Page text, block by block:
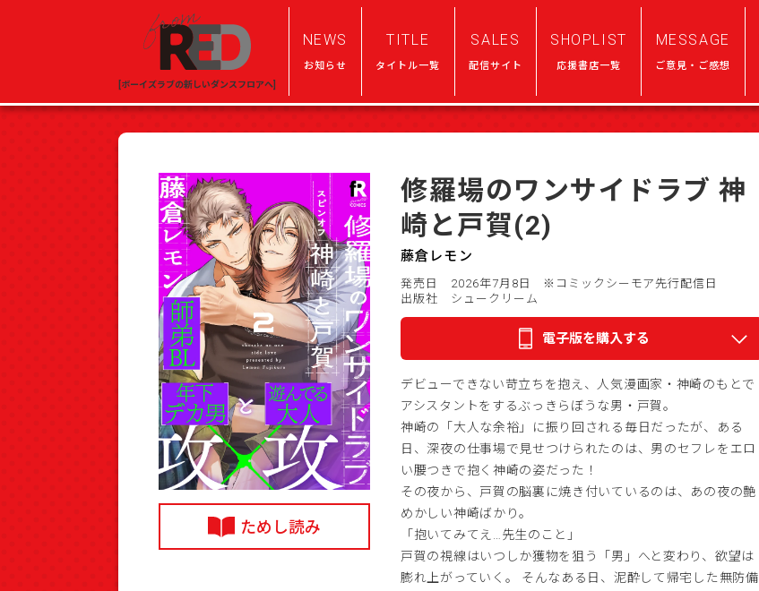
[ボーイズラブの新しいダンスフロアへ]
NEWS
お知らせ
TITLE
タイトル一覧
SALES
配信サイト
SHOPLIST
応援書店一覧
MESSAGE
ご意見・ご感想
ためし読み
修羅場のワンサイドラブ 神
崎と戸賀(2)
藤倉レモン
発売日 2026年7月8日
※コミックシーモア先行配信日
出版社 シュークリーム
電子版を購入する
デビューできない苛立ちを抱え、人気漫画家・神崎のもとで
アシスタントをするぶっきらぼうな男・戸賀。
神崎の「大人な余裕」に振り回される毎日だったが、ある
日、深夜の仕事場で見せつけられたのは、男のセフレをエロ
い腰つきで抱く神崎の姿だった！
その夜から、戸賀の脳裏に焼き付いているのは、あの夜の艶
めかしい神崎ばかり。
「抱いてみてえ…先生のこと」
戸賀の視線はいつしか獲物を狙う「男」へと変わり、欲望は
膨れ上がっていく。 そんなある日、泥酔して帰宅した無防備